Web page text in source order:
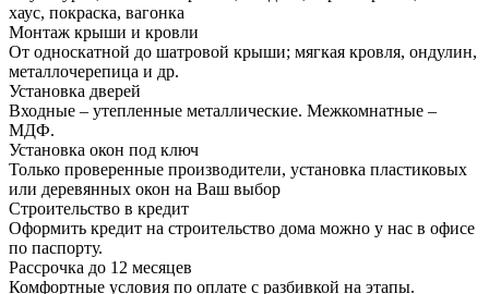
хаус, покраска, вагонка
Монтаж крыши и кровли
От односкатной до шатровой крыши; мягкая кровля, ондулин,
металлочерепица и др.
Установка дверей
Входные – утепленные металлические. Межкомнатные –
МДФ.
Установка окон под ключ
Только проверенные производители, установка пластиковых
или деревянных окон на Ваш выбор
Строительство в кредит
Оформить кредит на строительство дома можно у нас в офисе
по паспорту.
Рассрочка до 12 месяцев
Комфортные условия по оплате с разбивкой на этапы.